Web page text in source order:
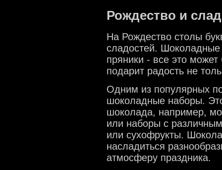
Рождество и
На Рождество столы
сладостей.
пряники - все это
подарит радость не
Одним из популярных
шоколадные наборы.
шоколада, например,
или наборы с
или сухофрукты.
насладиться
атмосферу праздника.